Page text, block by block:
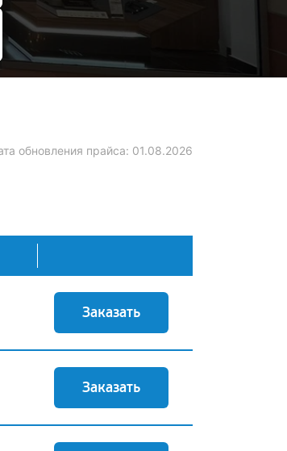
обновления прайса: 01.08.2026
Заказать
Заказать